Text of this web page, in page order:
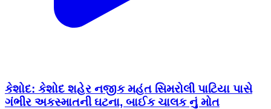
કેશોદ: કેશોદ શહેર નજીક મહંત સિમરોલી પાટિયા પાસે
ગંભીર અકસ્માતની ઘટના, બાઈક ચાલક નું મોત